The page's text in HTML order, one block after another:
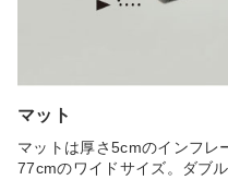
マット
マットは厚さ5cmのインフレ
77cmのワイドサイズ。ダブ